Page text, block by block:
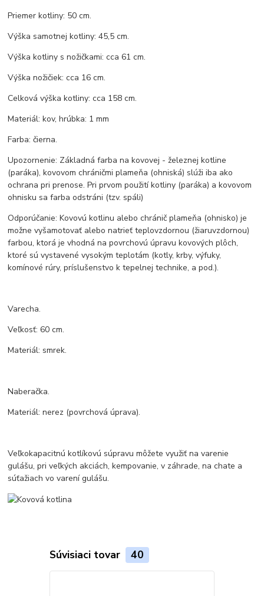
Priemer kotliny: 50 cm.
Výška samotnej kotliny: 45,5 cm.
Výška kotliny s nožičkami: cca 61 cm.
Výška nožičiek: cca 16 cm.
Celková výška kotliny: cca 158 cm.
Materiál: kov, hrúbka: 1 mm
Farba: čierna.
Upozornenie: Základná farba na kovovej - železnej kotline
(paráka), kovovom chráničmi plameňa (ohniská) slúži iba ako
ochrana pri prenose. Pri prvom použití kotliny (paráka) a kovovom
ohnisku sa farba odstráni (tzv. spáli)
Odporúčanie: Kovovú kotlinu alebo chránič plameňa (ohnisko) je
možne vyšamotovať alebo natrieť teplovzdornou (žiaruvzdornou)
farbou, ktorá je vhodná na povrchovú úpravu kovových plôch,
ktoré sú vystavené vysokým teplotám (kotly, krby, výfuky,
komínové rúry, príslušenstvo k tepelnej technike, a pod.).
Varecha.
Veľkosť: 60 cm.
Materiál: smrek.
Naberačka.
Materiál: nerez (povrchová úprava).
Veľkokapacitnú kotlíkovú súpravu môžete využiť na varenie
gulášu, pri veľkých akciách, kempovanie, v záhrade, na chate a
súťažiach vo varení gulášu.
Súvisiaci tovar 40